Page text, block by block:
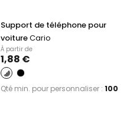
Support de téléphone pour
voitureCario
À partir de
1,88 €
Qté min. pour personnaliser : 100